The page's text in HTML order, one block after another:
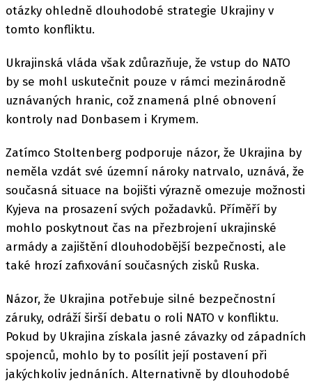
otázky ohledně dlouhodobé strategie Ukrajiny v
tomto konfliktu.
Ukrajinská vláda však zdůrazňuje, že vstup do NATO
by se mohl uskutečnit pouze v rámci mezinárodně
uznávaných hranic, což znamená plné obnovení
kontroly nad Donbasem i Krymem.
Zatímco Stoltenberg podporuje názor, že Ukrajina by
neměla vzdát své územní nároky natrvalo, uznává, že
současná situace na bojišti výrazně omezuje možnosti
Kyjeva na prosazení svých požadavků. Příměří by
mohlo poskytnout čas na přezbrojení ukrajinské
armády a zajištění dlouhodobější bezpečnosti, ale
také hrozí zafixování současných zisků Ruska.
Názor, že Ukrajina potřebuje silné bezpečnostní
záruky, odráží širší debatu o roli NATO v konfliktu.
Pokud by Ukrajina získala jasné závazky od západních
spojenců, mohlo by to posílit její postavení při
jakýchkoliv jednáních. Alternativně by dlouhodobé